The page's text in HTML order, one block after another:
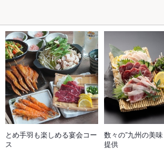
とめ手羽も楽しめる宴会コー
ス
数々の”九州の美
提供